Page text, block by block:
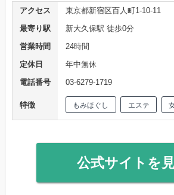
アクセス
東京都新宿区百人町1-10-11
最寄り駅
新大久保駅 徒歩0分
営業時間
24時間
定休日
年中無休
電話番号
03-6279-1719
特徴 もみほぐし エステ
公式サイトを